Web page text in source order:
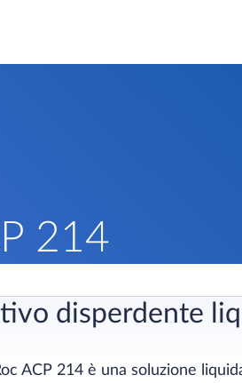
214
disperdente
ACP 214 è una soluzione